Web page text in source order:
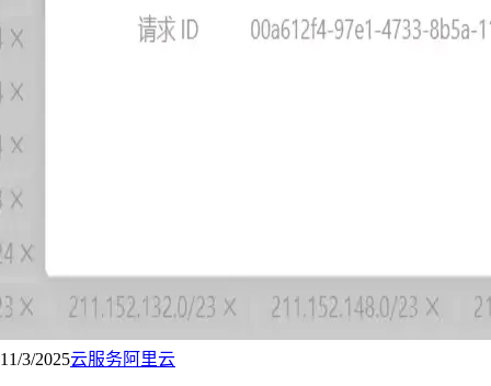
11/3/2025云服务阿里云